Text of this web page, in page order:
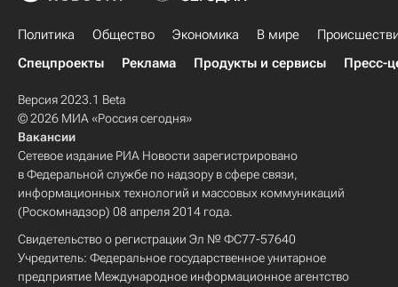
Политика Общество Экономика В мире
Спецпроекты
Реклама Продукты и сервисы Пресс-
Версия 2023.1 Beta
© 2026 МИА «Россия сегодня»
Вакансии
Сетевое издание РИА Новости зарегистрировано
в Федеральной службе по надзору в сфере связи,
информационных технологий и массовых коммуникаций
(Роскомнадзор) 08 апреля 2014 года.
Свидетельство о регистрации Эл № ФС77-57640
Учредитель: Федеральное государственное унитарное
предприятие Международное информационное агентство